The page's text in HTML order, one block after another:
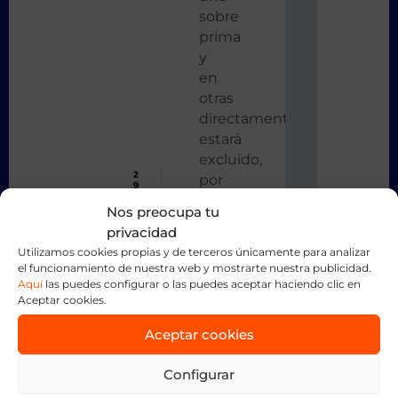
Nos preocupa tu
privacidad
Utilizamos cookies propias y de terceros únicamente para analizar
el funcionamiento de nuestra web y mostrarte nuestra publicidad.
Aquílas puedes configurar o las puedes aceptar haciendo clic en
Aceptar cookies.
Aceptar cookies
Configurar
2
9
u
n
i
2
0
1
S
r
sobre
prima
y
en
otras
directamente
estará
excluido,
por
antes
contratar
tu
vida
cuales
COMPARTE
NOTICIA